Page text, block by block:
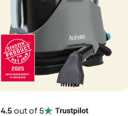
4.5out of 5